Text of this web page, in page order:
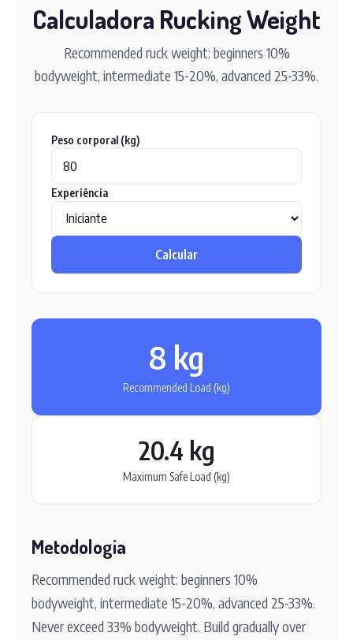
Calculadora Rucking Weight
Recommended ruck weight: beginners 10%
bodyweight, intermediate 15-20%, advanced 25-33%.
Peso corporal (kg)
Experiência
Calcular
8 kg
Recommended Load (kg)
20.4 kg
Maximum Safe Load (kg)
Metodologia
Recommended ruck weight: beginners 10%
bodyweight, intermediate 15-20%, advanced 25-33%.
Never exceed 33% bodyweight. Build gradually over